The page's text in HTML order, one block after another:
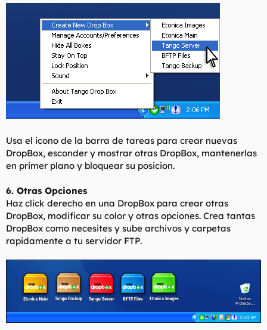
Usa el icono de la barra de tareas para crear nuevas
DropBox, esconder y mostrar otras DropBox, mantenerlas
en primer plano y bloquear su posicion.
6. Otras Opciones
Haz click derecho en una DropBox para crear otras
DropBox, modificar su color y otras opciones. Crea tantas
DropBox como necesites y sube archivos y carpetas
rapidamente a tu servidor FTP.